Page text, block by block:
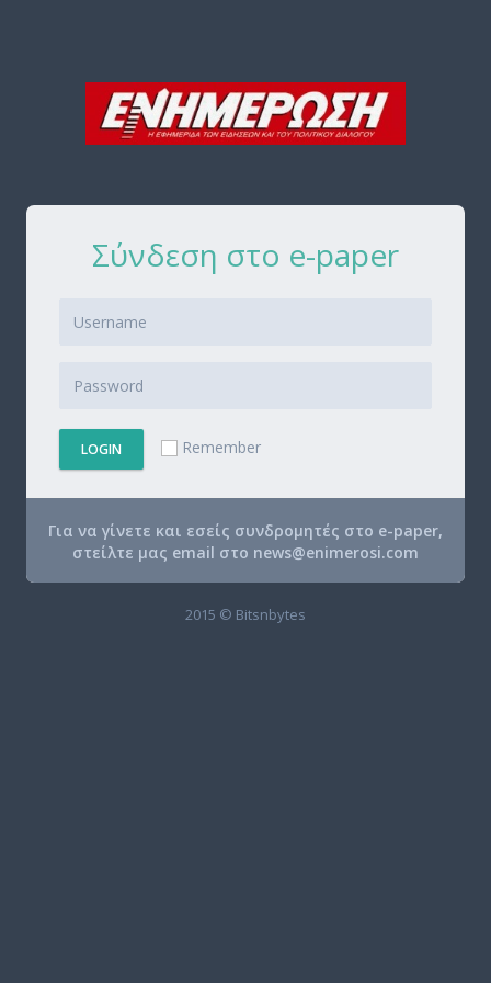
Σύνδεση στο e-paper
LOGIN Remember
Για να γίνετε και εσείς συνδρομητές στο e-paper,
στείλτε μας email στο news@enimerosi.com
2015 © Bitsnbytes